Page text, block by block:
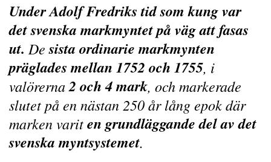
Under Adolf Fredriks tid som kung var
det svenska markmyntet på väg att fasas
ut. Desista ordinarie markmynten
präglades mellan 1752 och 1755, i
valörerna2 och 4 mark, och markerade
slutet på en nästan 250 år lång epok där
marken variten grundläggande del av det
svenska myntsystemet.